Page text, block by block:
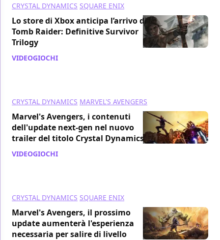
CRYSTAL DYNAMICS SQUARE ENIX
Lo store di Xbox anticipa l’arrivo di
Tomb Raider: Definitive Survivor
Trilogy
VIDEOGIOCHI
CRYSTAL DYNAMICS MARVEL'S AVENGERS
Marvel's Avengers, i contenuti
dell'update next-gen nel nuovo
trailer del titolo Crystal Dynamics
VIDEOGIOCHI
CRYSTAL DYNAMICS SQUARE ENIX
Marvel's Avengers, il prossimo
update aumenterà l'esperienza
necessaria per salire di livello